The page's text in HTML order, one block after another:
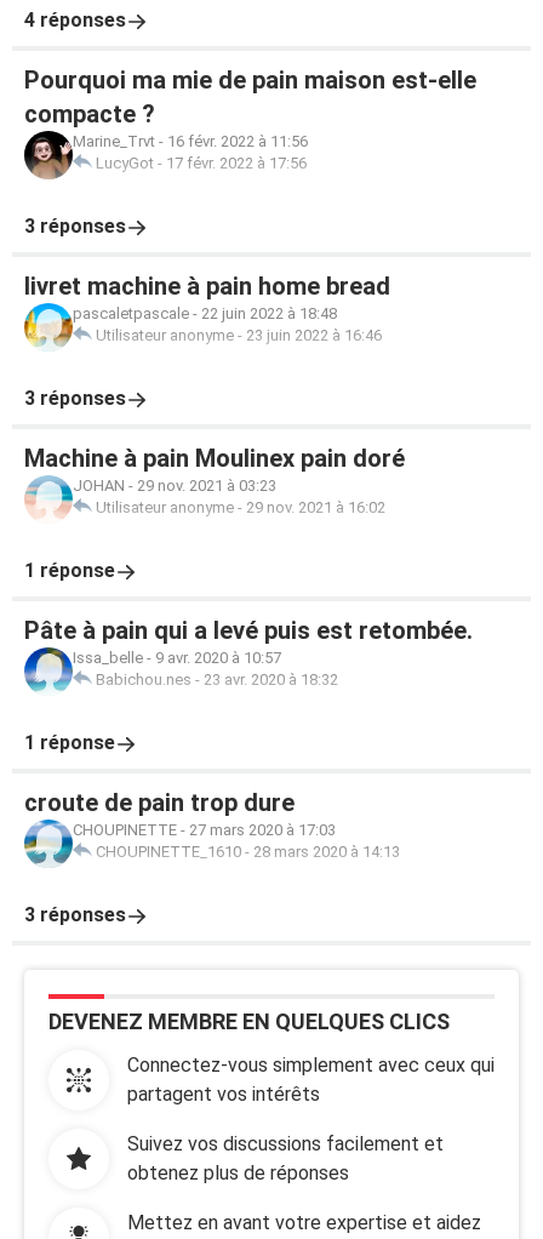
4 réponses
Pourquoi ma mie de pain maison est-elle
compacte ?
Marine_Trvt - 16 févr. 2022 à 11:56
LucyGot - 17 févr. 2022 à 17:56
3 réponses
livret machine à pain home bread
pascaletpascale - 22 juin 2022 à 18:48
Utilisateur anonyme - 23 juin 2022 à 16:46
3 réponses
Machine à pain Moulinex pain doré
JOHAN - 29 nov. 2021 à 03:23
Utilisateur anonyme - 29 nov. 2021 à 16:02
1 réponse
Pâte à pain qui a levé puis est retombée.
Issa_belle - 9 avr. 2020 à 10:57
Babichou.nes - 23 avr. 2020 à 18:32
1 réponse
croute de pain trop dure
CHOUPINETTE - 27 mars 2020 à 17:03
CHOUPINETTE_1610 - 28 mars 2020 à 14:13
3 réponses
DEVENEZ MEMBRE EN QUELQUES CLICS
Connectez-vous simplement avec ceux qui
partagent vos intérêts
Suivez vos discussions facilement et
obtenez plus de réponses
Mettez en avant votre expertise et aidez